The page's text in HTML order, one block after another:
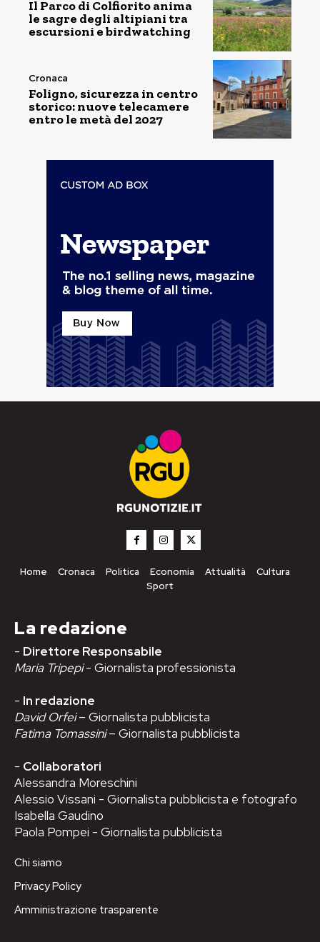
Il Parco di Colfiorito anima
le sagre degli altipiani tra
escursioni e birdwatching
Cronaca
Foligno, sicurezza in centro
storico: nuove telecamere
entro le metà del 2027
Home Cronaca Politica Economia Attualità
Cultura
Sport
La redazione
- Direttore Responsabile
Maria Tripepi- Giornalista professionista
- In redazione
David Orfei– Giornalista pubblicista
Fatima Tomassini– Giornalista pubblicista
- Collaboratori
Alessandra Moreschini
Alessio Vissani - Giornalista pubblicista e fotografo
Isabella Gaudino
Paola Pompei - Giornalista pubblicista
Chi siamo
Privacy Policy
Amministrazione trasparente